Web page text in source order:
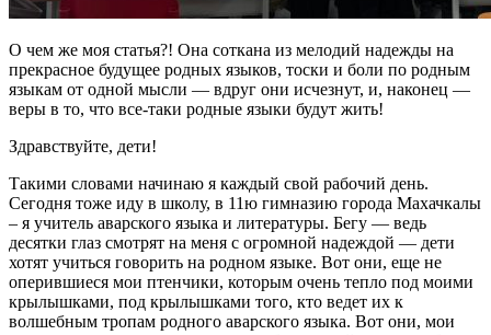
О чем же моя статья?! Она соткана из мелодий надежды на
прекрасное будущее родных языков, тоски и боли по родным
языкам от одной мысли — вдруг они исчезнут, и, наконец —
веры в то, что все-таки родные языки будут жить!
Здравствуйте, дети!
Такими словами начинаю я каждый свой рабочий день.
Сегодня тоже иду в школу, в 11ю гимназию города Махачкалы
– я учитель аварского языка и литературы. Бегу — ведь
десятки глаз смотрят на меня с огромной надеждой — дети
хотят учиться говорить на родном языке. Вот они, еще не
оперившиеся мои птенчики, которым очень тепло под моими
крылышками, под крылышками того, кто ведет их к
волшебным тропам родного аварского языка. Вот они, мои